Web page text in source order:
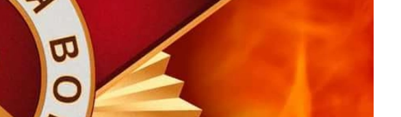
Подарки юристу